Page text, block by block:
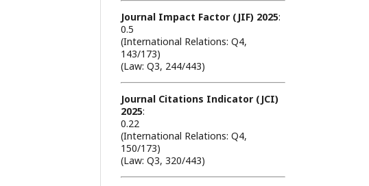
Journal Impact Factor (JIF) 2025:
0.5
(International Relations: Q4,
143/173)
(Law: Q3, 244/443)
Journal Citations Indicator (JCI)
2025:
0.22
(International Relations: Q4,
150/173)
(Law: Q3, 320/443)